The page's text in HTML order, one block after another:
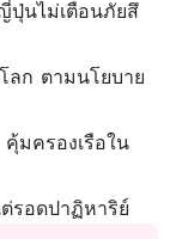
ปุ่นไม่เตือนภัยสึ
ลก ตามนโยบาย
มครองเรือใน
รอดปาฏิหาริย์